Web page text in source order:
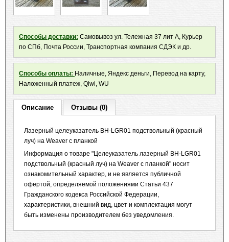
Способы доставки: Самовывоз ул. Тележная 37 лит А, Курьер
по СПб, Почта России, Транспортная компания СДЭК и др.
Способы оплаты: Наличные, Яндекс деньги, Перевод на карту,
Наложенный платеж, Qiwi, WU
Описание Отзывы (0)
Лазерный целеуказатель BH-LGR01 подствольный (красный
луч) на Weaver с планкой
Информация о товаре "Целеуказатель лазерный BH-LGR01
подствольный (красный луч) на Weaver с планкой" носит
ознакомительный характер, и не является публичной
офертой, определяемой положениями Статьи 437
Гражданского кодекса Российской Федерации,
характеристики, внешний вид, цвет и комплектация могут
быть изменены производителем без уведомления.